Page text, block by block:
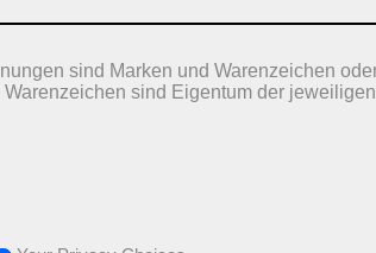
sind Marken und Warenzeichen
sind Eigentum der